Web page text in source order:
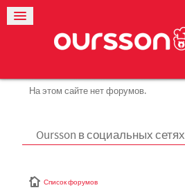
На этом сайте нет форумов.
Oursson в социальных сетях
Список форумов